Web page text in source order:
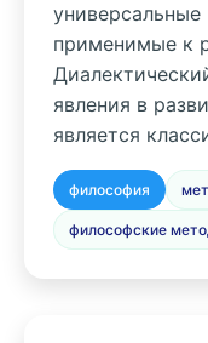
применимые к
явления в
является
философия
философские